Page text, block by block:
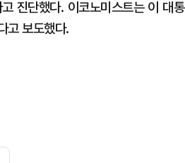
진단했다. 이코노미스트는 이 대통
고 보도했다.